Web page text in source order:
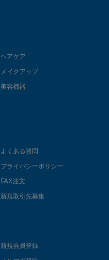
ヘアケア
メイクアップ
美容機器
よくある質問
プライバシーポリシー
FAX注文
新規取引先募集
新規会員登録